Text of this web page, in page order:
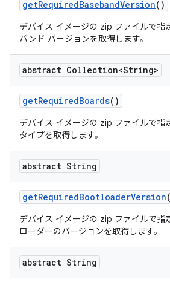
getRequiredBasebandVersion()
デバイス イメージの zip ファイルで指
バンド バージョンを取得します。
abstract Collection<String>
getRequiredBoards()
デバイス イメージの zip ファイルで指
タイプを取得します。
abstract String
getRequiredBootloaderVersion
デバイス イメージの zip ファイルで指
ローダーのバージョンを取得します。
abstract String